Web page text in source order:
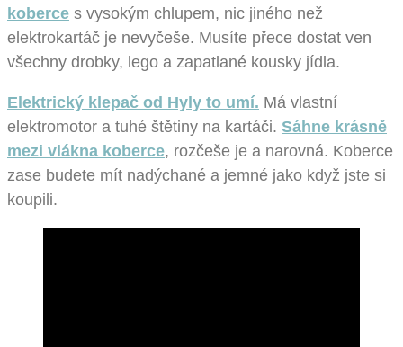
koberce s vysokým chlupem, nic jiného než
elektrokartáč je nevyčeše. Musíte přece dostat ven
všechny drobky, lego a zapatlané kousky jídla.
Elektrický klepač od Hyly to umí. Má vlastní
elektromotor a tuhé štětiny na kartáči. Sáhne krásně
mezi vlákna koberce, rozčeše je a narovná. Koberce
zase budete mít nadýchané a jemné jako když jste si
koupili.